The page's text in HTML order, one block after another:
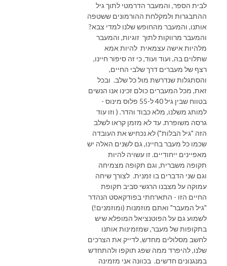
לבית הספר, והמעבר הדרמטי לתוך גיל
ההתבגרות ולמקלחת ההורמונים ששטפה
אותנו, והמעבר מהחופש שלנו למדי צבא?
והמעבר מרווקות לתוך זוגיות, והמעבר
מלהיות אישה עצמאית להיות אמא
שתלוים בה, ועוד ועוד, כי זה סיפור חיינו,
רצף של מעברים דרך שלבי החיים,
והסתגלות שנדרשת מול כל שלב. ובכל
זאת, מכל המעברים כולם זכינו אנו הנשים
בטווח שבין גיל 40 ל-55 פלוס מינוס -
למותג משלנו, מלא כבוד והדר. ( וזו עוד
גרסה משופרת. עד לא מזמן קראו לשלב
הזה "גיל הבלות") לא נכחיש את העובדה
שכמו כל מעבר בחיינו, גם לשנים האלה יש
מאפיינים ייחודיים. זו עשויה להיות
תקופה משברית, וגם תקופה מצמיחה
וגם שני הדברים בו זמנית. לצורך שיחה
עמוקה על מצבנו הרגשי סביב תקופת
החיים הזו - התארחתי בפודקאסט הנהדר
"גיל המעבר" ואתם מוזמנות (ומוזמנים!)
לשמוע גם על הפוטנציאל המופלא שיש
בתקופות של מעבר, שמזמינות אותנו
לחשב מסלולים מחדש, לדייק את הצרכים
שלנו, להיפרד ממה שפג תוקפו ולהתחדש
במנגנונים חדשים. בכוונה אני מזמינה